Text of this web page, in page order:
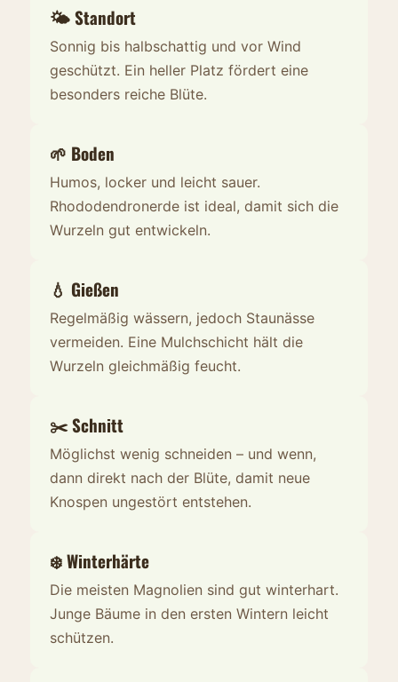
🌤️ Standort
Sonnig bis halbschattig und vor Wind
geschützt. Ein heller Platz fördert eine
besonders reiche Blüte.
🌱 Boden
Humos, locker und leicht sauer.
Rhododendronerde ist ideal, damit sich die
Wurzeln gut entwickeln.
💧 Gießen
Regelmäßig wässern, jedoch Staunässe
vermeiden. Eine Mulchschicht hält die
Wurzeln gleichmäßig feucht.
✂️ Schnitt
Möglichst wenig schneiden – und wenn,
dann direkt nach der Blüte, damit neue
Knospen ungestört entstehen.
❄️ Winterhärte
Die meisten Magnolien sind gut winterhart.
Junge Bäume in den ersten Wintern leicht
schützen.